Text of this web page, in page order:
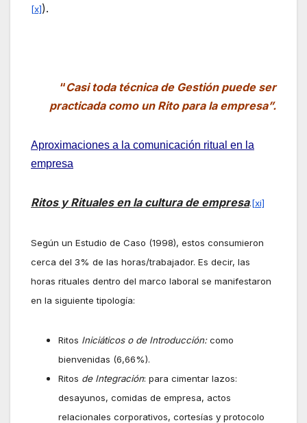
[x]).
“Casi toda técnica de Gestión puede ser
practicada como un Rito para la empresa”.
Aproximaciones a la comunicación ritual en la
empresa
Ritos y Rituales en la cultura deempresa.[xi]
Según un Estudio de Caso (1998), estos consumieron
cerca del 3% de las horas/trabajador. Es decir, las
horas rituales dentro del marco laboral se manifestaron
en la siguiente tipología:
Ritos Iniciáticos o de Introducción:como
bienvenidas (6,66%).
Ritos de Integración: para cimentar lazos:
desayunos, comidas de empresa, actos
relacionales corporativos, cortesías y protocolo